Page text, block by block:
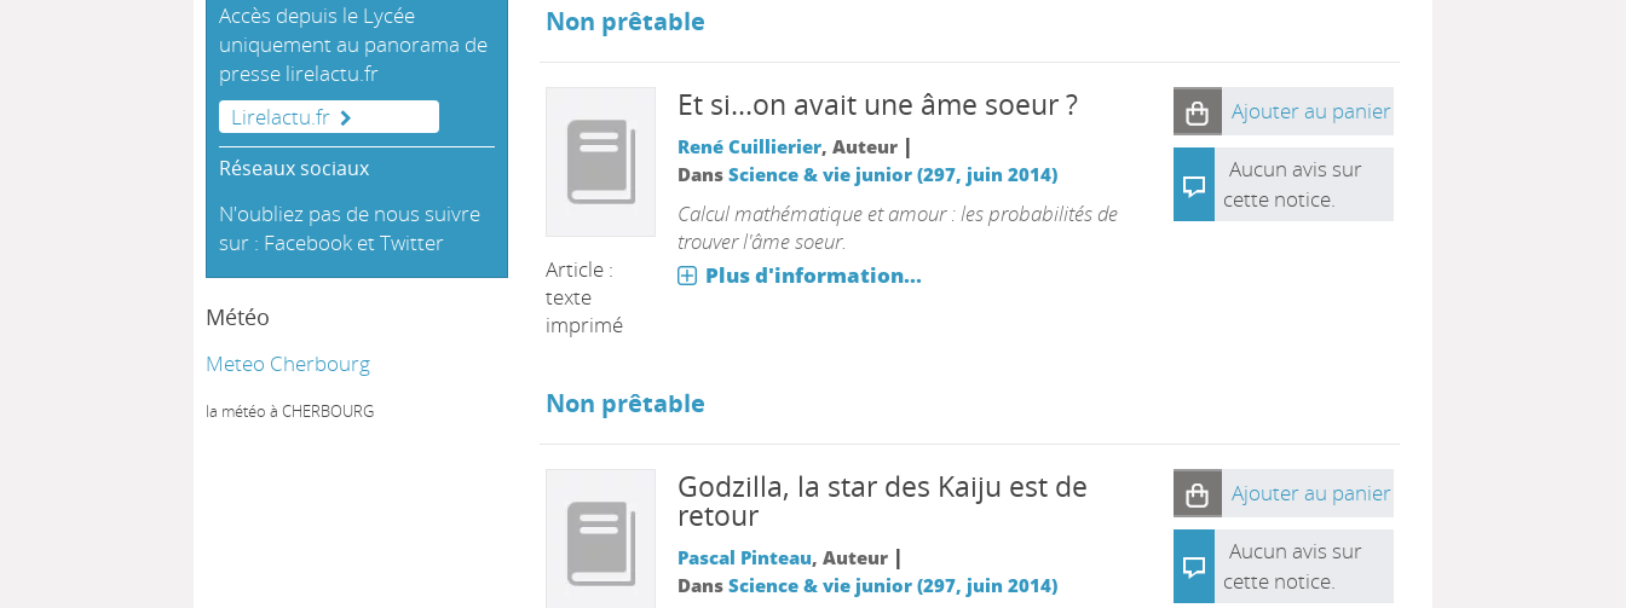
Non prêtable
Article :
texte
imprimé
Et si...on avait une âme soeur ?
René Cuillierier, Auteur |
Dans Science & vie junior (297, juin 2014)
Calcul mathématique et amour : les probabilités de
trouver l'âme soeur.
Plus d'information...
Ajouter au panier
Aucun avis sur
cette notice.
Non prêtable
Godzilla, la star des Kaiju est de
retour
Pascal Pinteau, Auteur |
Dans Science & vie junior (297, juin 2014)
Ajouter au panier
Aucun avis sur
cette notice.
Accès depuis le Lycée
uniquement au panorama de
presse lirelactu.fr
Lirelactu.fr
Réseaux sociaux
N'oubliez pas de nous suivre
sur : Facebook etTwitter
Météo
Meteo Cherbourg
la météo à CHERBOURG